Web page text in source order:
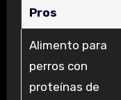
Pros
Alimento para
perros con
proteínas de